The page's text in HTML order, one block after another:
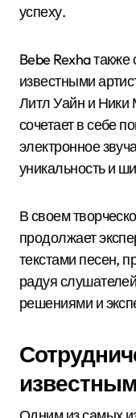
успеху.
Bebe Rexha
известными
Литл Уайн и
сочетает в себе
электронное
уникальность и
В своем
продолжает
текстами песен,
радуя
решениями и